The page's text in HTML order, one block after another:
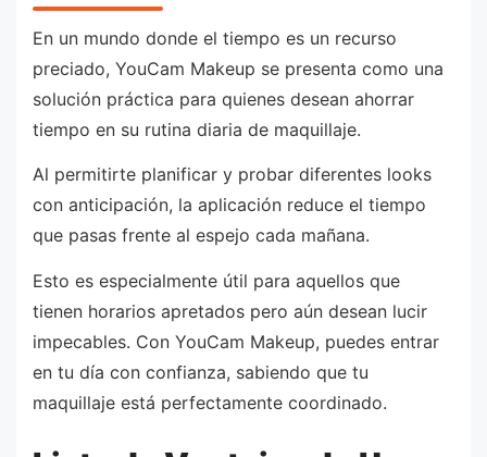
En un mundo donde el tiempo es un recurso
preciado, YouCam Makeup se presenta como una
solución práctica para quienes desean ahorrar
tiempo en su rutina diaria de maquillaje.
Al permitirte planificar y probar diferentes looks
con anticipación, la aplicación reduce el tiempo
que pasas frente al espejo cada mañana.
Esto es especialmente útil para aquellos que
tienen horarios apretados pero aún desean lucir
impecables. Con YouCam Makeup, puedes entrar
en tu día con confianza, sabiendo que tu
maquillaje está perfectamente coordinado.